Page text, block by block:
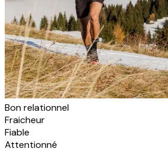
Bon relationnel
Fraicheur
Fiable
Attentionné